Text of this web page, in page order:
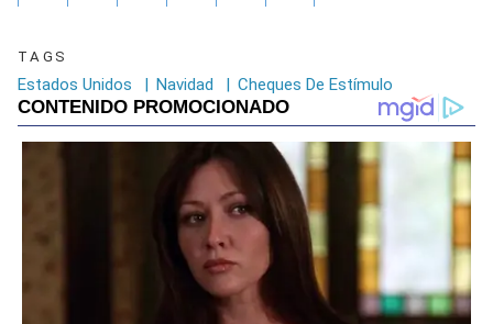
TAGS
Estados Unidos | Navidad | Cheques De Estímulo